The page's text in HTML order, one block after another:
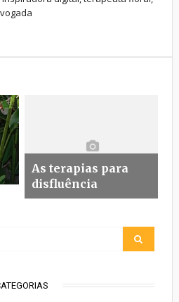
As terapias para
disfluência